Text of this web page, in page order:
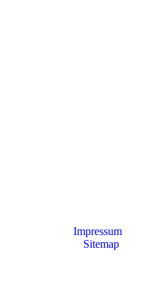
Impressum
Sitemap